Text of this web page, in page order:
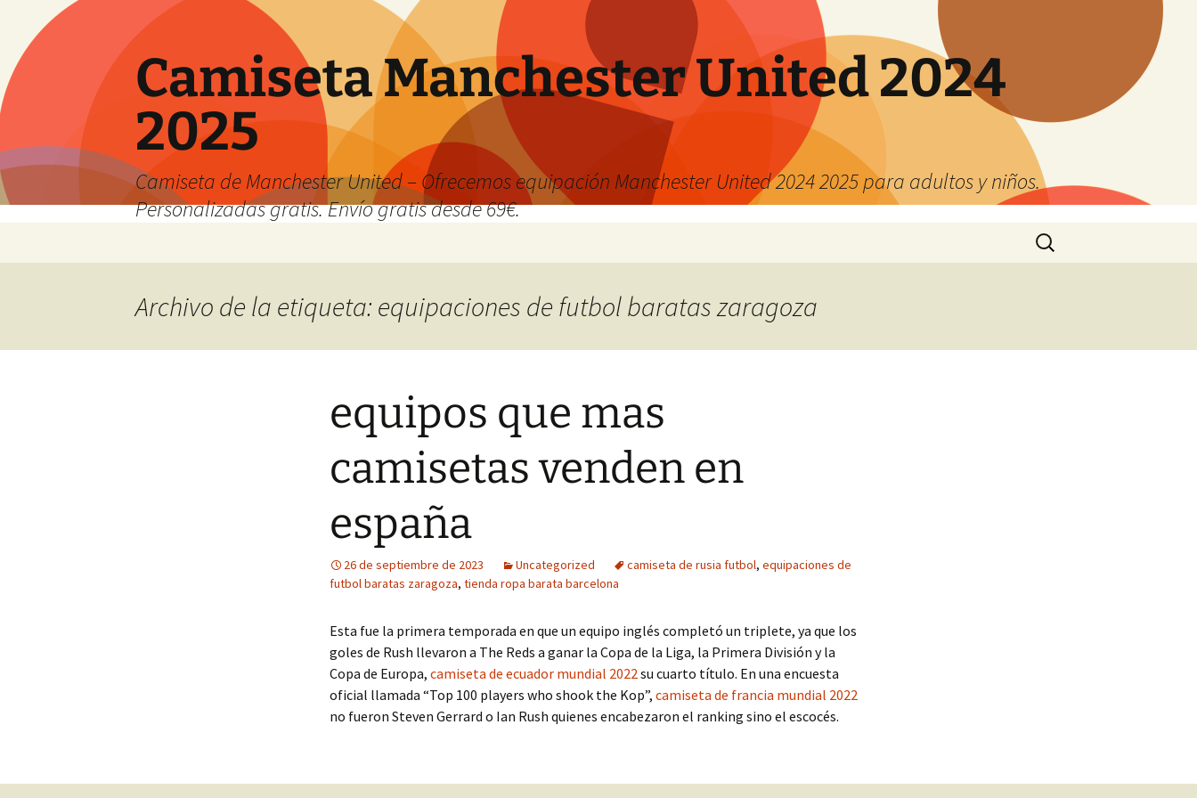
Camiseta Manchester United 2024
2025
Camiseta de Manchester United – Ofrecemos equipación Manchester United 2024 2025 para adultos y niños.
Personalizadas gratis. Envío gratis desde 69€.
Buscar:
Archivo de la etiqueta: equipaciones de futbol baratas zaragoza
equipos que mas
camisetas venden en
españa
26 de septiembre de 2023 Uncategorized camiseta de rusia futbol, equipaciones de
futbol baratas zaragoza, tienda ropa barata barcelona
Esta fue la primera temporada en que un equipo inglés completó un triplete, ya que los
goles de Rush llevaron a The Reds a ganar la Copa de la Liga, la Primera División y la
Copa de Europa, camiseta de ecuador mundial 2022su cuarto título. En una encuesta
oficial llamada “Top 100 players who shook the Kop”, camiseta de francia mundial 2022
no fueron Steven Gerrard o Ian Rush quienes encabezaron el ranking sino el escocés.